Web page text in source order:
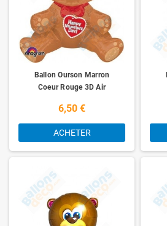
Ballon Ourson Marron
Coeur Rouge 3D Air
6,50 €
ACHETER